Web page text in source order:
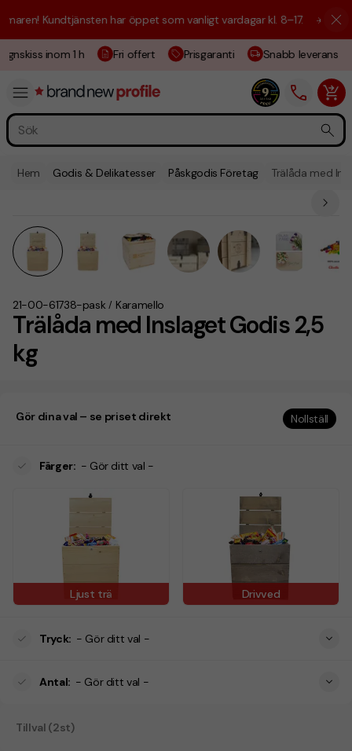
Kundtjänsten har öppet som vanligt vardagar kl. 8–17. ☀️ Vi är här
inom 1 h Fri offert Prisgaranti Snabb leverans
Hem Godis & Delikatesser Påskgodis Företag Trälåda med
Trälåda med Inslaget Godis 2,5
kg
21-00-61738-pask / Karamello
Gör dina val – se priset direkt Nollställ
Färger: - Gör ditt val -
Ljust trä Drivved
Tryck: - Gör ditt val -
Antal: - Gör ditt val -
Tillval (2st)